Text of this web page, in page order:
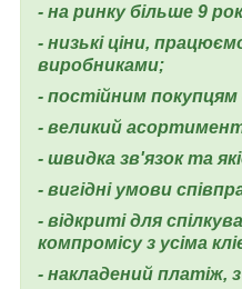
- на ринку більше 9
- низькі ціни,
виробниками;
- постійним
- великий
- швидка зв'язок та
- вигідні умови
- відкриті для
компромісу з усіма
- накладений платіж,